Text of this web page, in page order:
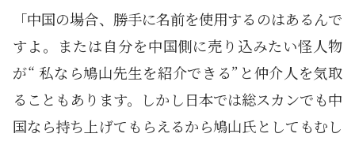
「中国の場合、勝手に名前を使用するのはあるんで
すよ。または自分を中国側に売り込みたい怪人物
が“ 私なら鳩山先生を紹介できる”と仲介人を気取
ることもあります。しかし日本では総スカンでも中
国なら持ち上げてもらえるから鳩山氏としてもむし